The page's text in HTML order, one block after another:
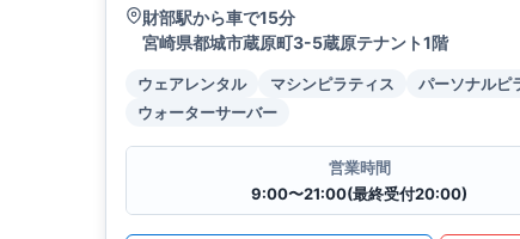
財部駅から車で15分
宮崎県都城市蔵原町3-5蔵原テナント1階
ウェアレンタル マシンピラティス パーソナルピ
ウォーターサーバー
営業時間
9:00〜21:00(最終受付20:00)